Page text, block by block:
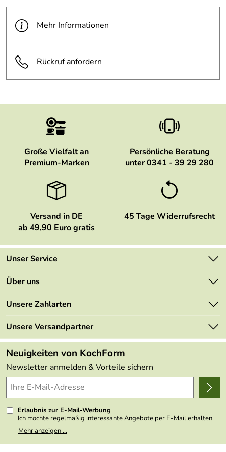
Thiele
Verifizierte Bewertung
Alles gut
Mehr Informationen
Rückruf anfordern
Große Vielfalt an
Premium-Marken
Persönliche Beratung
unter 0341 - 39 29 280
Versand in DE
ab 49,90 Euro gratis
45 Tage Widerrufsrecht
Unser Service
Kontakt
Mehrwertsteuerfrei
Retourenportal
FAQs
Lieferbedingungen
Delivery Terms
Kundenlogin
Über uns
Marken
Angebote
Made in Germany
Themen
Wir über uns
Presse
Unsere Zahlarten
Unsere Versandpartner
Neuigkeiten von KochForm
Newsletter anmelden & Vorteile sichern
Erlaubnis zur E-Mail-Werbung
Ich möchte regelmäßig interessante Angebote per E-Mail erhalten.
Meine E-Mail-Adresse wird nicht an andere Unternehmen
weitergegeben. Zu statistischen Zwecken wird in anonymer Form
Mehr anzeigen ...